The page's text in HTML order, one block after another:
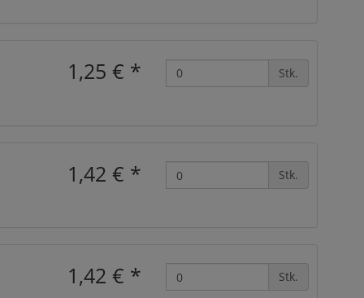
1,25 € * Stk.
1,42 € * Stk.
1,42 € * Stk.